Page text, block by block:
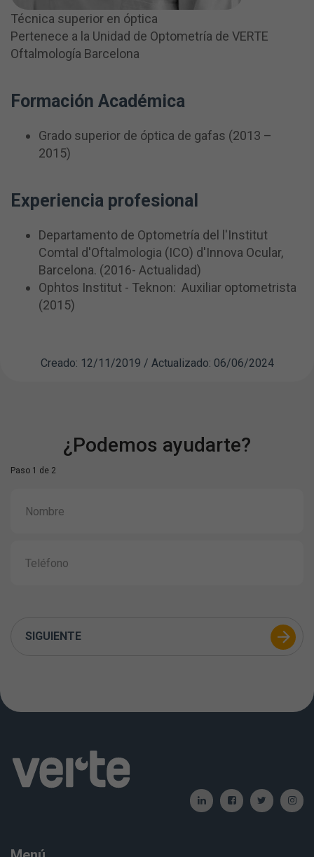
Técnica superior en óptica
Pertenece a la Unidad de Optometría de VERTE
Oftalmología Barcelona
Formación Académica
Grado superior de óptica de gafas (2013 –
2015)
Experiencia profesional
Departamento de Optometría del l'Institut
Comtal d'Oftalmologia (ICO) d'Innova Ocular,
Barcelona. (2016- Actualidad)
Ophtos Institut - Teknon: Auxiliar optometrista
(2015)
Creado: 12/11/2019 / Actualizado: 06/06/2024
¿Podemos ayudarte?
Paso 1 de 2
SIGUIENTE